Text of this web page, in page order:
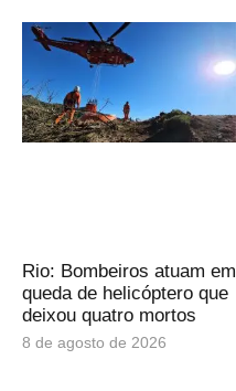
Rio: Bombeiros atuam em
queda de helicóptero que
deixou quatro mortos
8 de agosto de 2026